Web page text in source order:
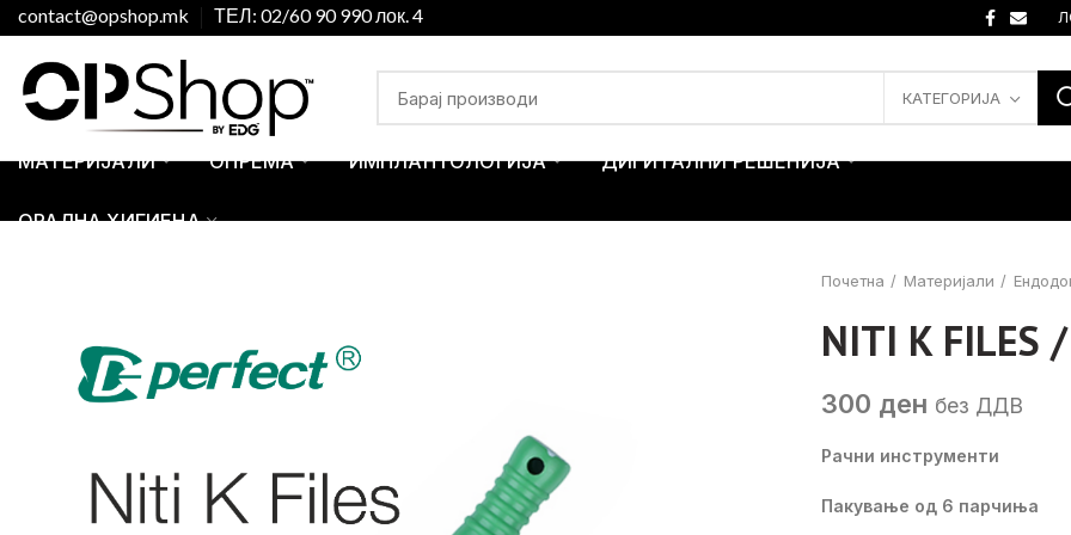
contact@opshop.mk ТЕЛ: 02/60 90 990 лок. 4
КАТЕГОРИЈА
МАТЕРИЈАЛИ ОПРЕМА ИМПЛАНТОЛОГИЈА ДИГИТАЛНИ РЕШЕНИЈА
ОРАЛНА ХИГИЕНА
Почетна Материјали
NITI K FILES
300 ден без ДДВ
Рачни инструменти
Пакување од 6 парчиња